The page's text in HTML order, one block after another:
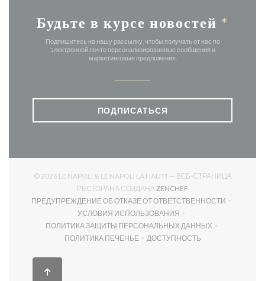
Будьте в курсе новостей *
Подпишитесь на нашу рассылку, чтобы получать от нас по
электронной почте персонализированные сообщения и
маркетинговые предложения.
ПОДПИСАТЬСЯ
© 2026 LE NAPOLI & LE NAPOLI LÀ HAUT! — ВЕБ-СТРАНИЦА
РЕСТОРАНА СОЗДАНАZENCHEF
ПРЕДУПРЕЖДЕНИЕ ОБ ОТКАЗЕ ОТ ОТВЕТСТВЕННОСТИ
((ОТКРЫВАЕТСЯ В НОВОМ ОКНЕ))
УСЛОВИЯ ИСПОЛЬЗОВАНИЯ
((ОТКРЫВАЕТСЯ В НОВОМ ОКНЕ))
ПОЛИТИКА ЗАЩИТЫ ПЕРСОНАЛЬНЫХ ДАННЫХ
((ОТКРЫВАЕТСЯ В НОВОМ ОКНЕ))
ПОЛИТИКА ПЕЧЕНЬЕ
((ОТКРЫВАЕТСЯ В НОВОМ ОКНЕ))
ДОСТУПНОСТЬ
((ОТКРЫВАЕТСЯ В